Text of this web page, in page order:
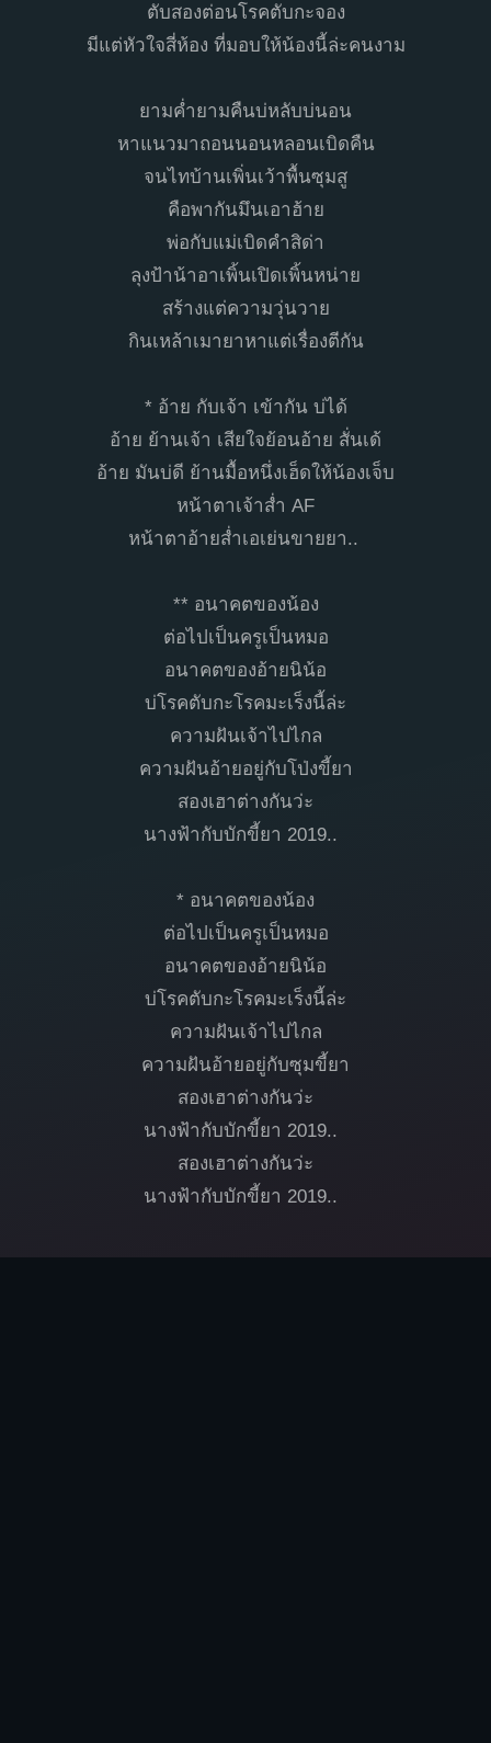
ตับสองต่อนโรคตับกะจอง
มีแต่หัวใจสี่ห้อง ที่มอบให้น้องนี้ล่ะคนงาม
ยามค่ำยามคืนบ่หลับบ่นอน
หาแนวมาถอนนอนหลอนเบิดคืน
จนไทบ้านเพิ่นเว้าพื้นซุมสู
คือพากันมึนเอาฮ้าย
พ่อกับแม่เบิดคำสิด่า
ลุงป้าน้าอาเพิ้นเปิดเพิ้นหน่าย
สร้างแต่ความวุ่นวาย
กินเหล้าเมายาหาแต่เรื่องตีกัน
* อ้าย กับเจ้า เข้ากัน บ่ได้
อ้าย ย้านเจ้า เสียใจย้อนอ้าย สั่นเด้
อ้าย มันบ่ดี ย้านมื้อหนึ่งเฮ็ดให้น้องเจ็บ
หน้าตาเจ้าส่ำ AF
หน้าตาอ้ายส่ำเอเย่นขายยา..
** อนาคตของน้อง
ต่อไปเป็นครูเป็นหมอ
อนาคตของอ้ายนิน้อ
บ่โรคตับกะโรคมะเร็งนี้ล่ะ
ความฝันเจ้าไปไกล
ความฝันอ้ายอยู่กับโป่งขี้ยา
สองเฮาต่างกันว่ะ
นางฟ้ากับบักขี้ยา 2019..
* อนาคตของน้อง
ต่อไปเป็นครูเป็นหมอ
อนาคตของอ้ายนิน้อ
บ่โรคตับกะโรคมะเร็งนี้ล่ะ
ความฝันเจ้าไปไกล
ความฝันอ้ายอยู่กับซุมขี้ยา
สองเฮาต่างกันว่ะ
นางฟ้ากับบักขี้ยา 2019..
สองเฮาต่างกันว่ะ
นางฟ้ากับบักขี้ยา 2019..